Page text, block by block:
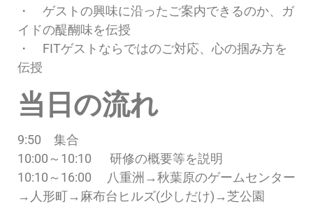
・ ゲストの興味に沿ったご案内できるのか、ガ
イドの醍醐味を伝授
・ FITゲストならではのご対応、心の掴み方を
伝授
当日の流れ
9:50 集合
10:00～10:10 研修の概要等を説明
10:10～16:00 八重洲→秋葉原のゲームセンター
→人形町→麻布台ヒルズ(少しだけ)→芝公園